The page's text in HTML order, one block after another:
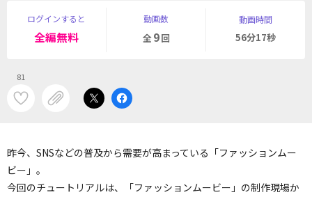
ログインすると
全編無料
動画数
全9回
動画時間
56分17秒
81
昨今、SNSなどの普及から需要が高まっている「ファッションムー
ビー」。
今回のチュートリアルは、「ファッションムービー」の制作現場か